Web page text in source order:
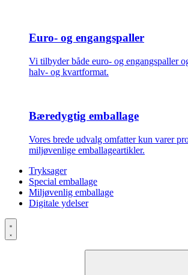
Euro- og engangspaller
Vi tilbyder både euro- og engangspaller
halv- og kvartformat.
Bæredygtig emballage
Vores brede udvalg omfatter kun varer
miljøvenlige emballageartikler.
Tryksager
Special emballage
Miljøvenlig emballage
Digitale ydelser